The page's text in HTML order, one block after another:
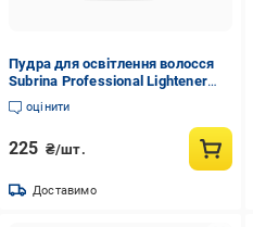
Пудра для освітлення волосся
Subrina Professional Lightener
Master саше 50 г
оцінити
225 ₴/шт.
Доставимо